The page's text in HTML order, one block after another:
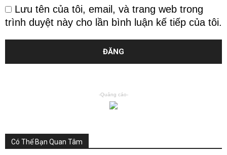
Lưu tên của tôi, email, và trang web trong
trình duyệt này cho lần bình luận kế tiếp của tôi.
-Quảng cáo-
Có Thể Bạn Quan Tâm